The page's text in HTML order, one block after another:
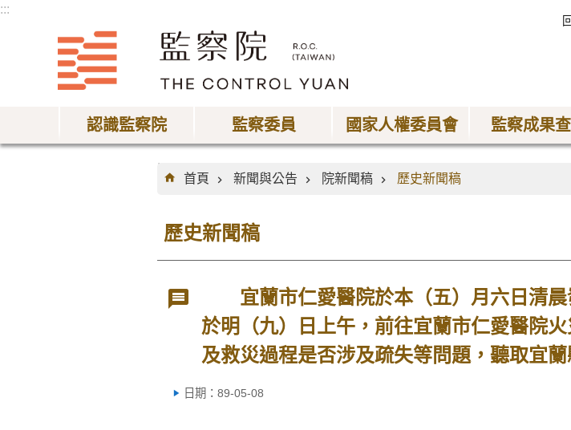
:::
認識監察院 監察委員 國家人權委員會 監察成果
:::
首頁
新聞與公告 院新聞稿 歷史新聞稿
歷史新聞稿
宜蘭市仁愛醫院於本（五）月六日清晨
於明（九）日上午，前往宜蘭市仁愛醫院
及救災過程是否涉及疏失等問題，聽取宜
日期：89-05-08